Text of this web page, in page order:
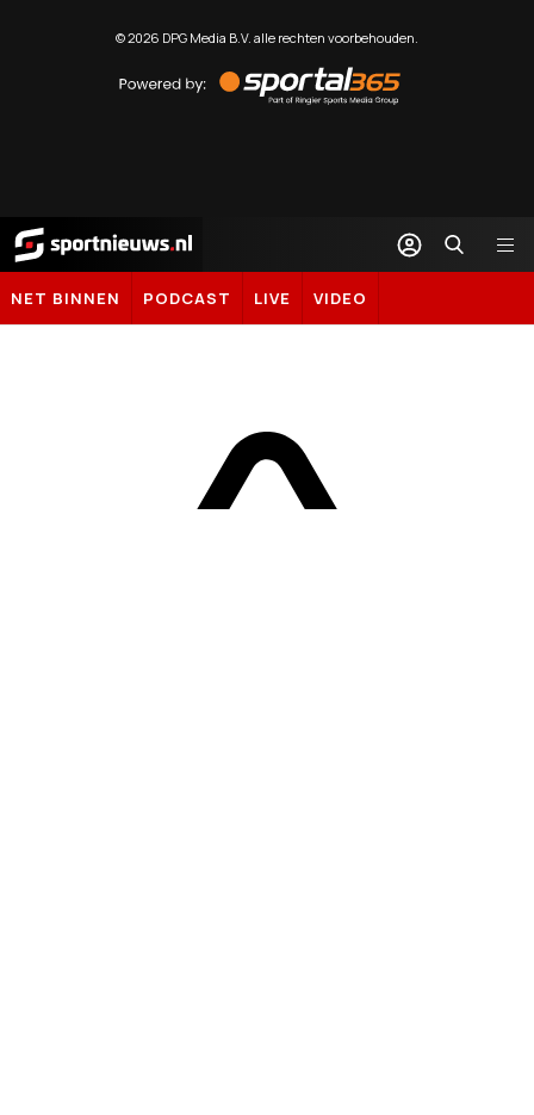
©2026 DPG Media B.V. alle rechten voorbehouden.
by
Sportal365
Sportnieuws.nl
NET BINNEN PODCAST LIVE VIDEO